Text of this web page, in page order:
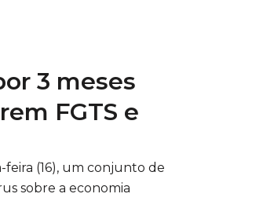
3 meses
FGTS e
(16), um conjunto de
sobre a economia